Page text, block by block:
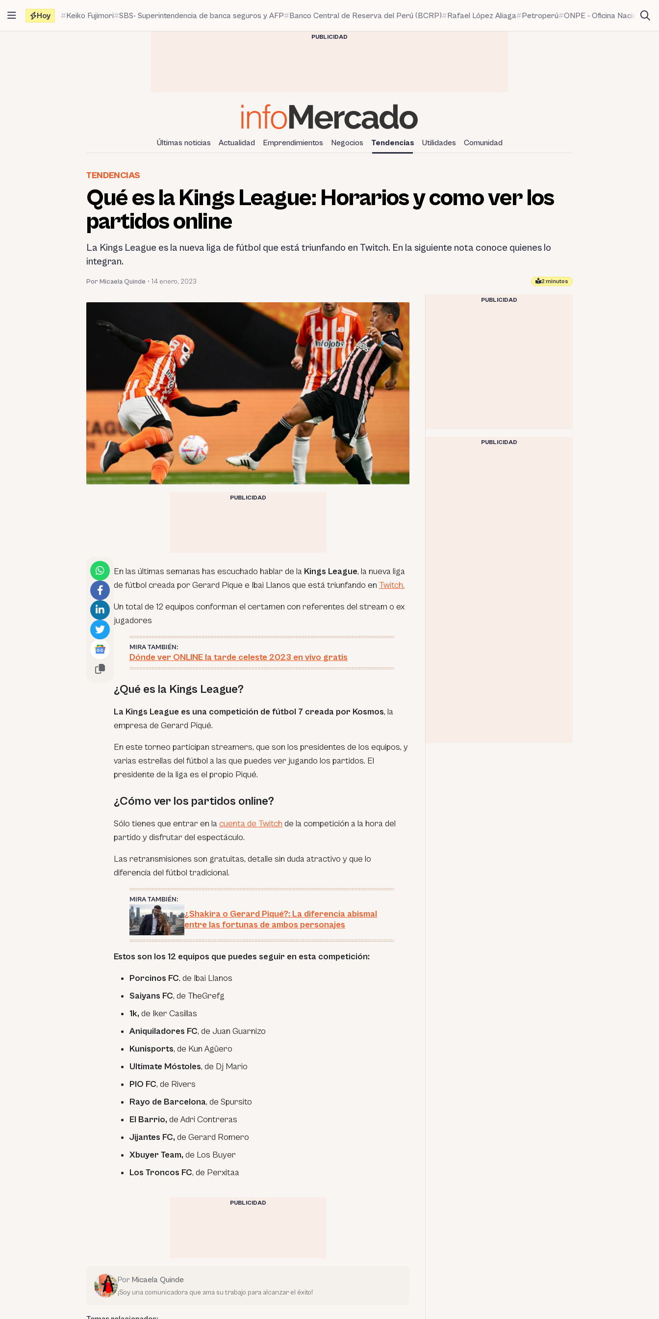
contenido
Hoy Keiko Fujimori SBS- Superintendencia de banca seguros y AFP Banco Central de Reserva del Perú (BCRP) Rafael López Aliaga Petroperú ONPE - Oficina Nacional
PUBLICIDAD
Últimas noticias Actualidad Emprendimientos Negocios Tendencias Utilidades Comunidad
TENDENCIAS
Qué es la Kings League: Horarios y como ver los
partidos online
La Kings League es la nueva liga de fútbol que está triunfando en Twitch. En la siguiente nota conoce quienes lo
integran.
Por Micaela Quinde • 14 enero, 2023 2 minutos
PUBLICIDAD
En las últimas semanas has escuchado hablar de la Kings League, la nueva liga
de fútbol creada por Gerard Pique e Ibai Llanos que está triunfando en Twitch.
Un total de 12 equipos conforman el certamen con referentes del stream o ex
jugadores
MIRA TAMBIÉN:
Dónde ver ONLINE la tarde celeste 2023 en vivo gratis
¿Qué es la Kings League?
La Kings League es una competición de fútbol 7 creada por Kosmos, la
empresa de Gerard Piqué.
En este torneo participan streamers, que son los presidentes de los equipos, y
varias estrellas del fútbol a las que puedes ver jugando los partidos. El
presidente de la liga es el propio Piqué.
¿Cómo ver los partidos online?
Sólo tienes que entrar en la cuenta de Twitch de la competición a la hora del
partido y disfrutar del espectáculo.
Las retransmisiones son gratuitas, detalle sin duda atractivo y que lo
diferencia del fútbol tradicional.
MIRA TAMBIÉN:
¿Shakira o Gerard Piqué?: La diferencia abismal
entre las fortunas de ambos personajes
Estos son los 12 equipos que puedes seguir en esta competición:
Porcinos FC, de Ibai Llanos
Saiyans FC, de TheGrefg
1k, de Iker Casillas
Aniquiladores FC, de Juan Guarnizo
Kunisports, de Kun Agüero
Ultimate Móstoles, de Dj Mario
PIO FC, de Rivers
Rayo de Barcelona, de Spursito
El Barrio, de Adri Contreras
Jijantes FC, de Gerard Romero
Xbuyer Team, de Los Buyer
Los Troncos FC, de Perxitaa
PUBLICIDAD
Por Micaela Quinde
¡Soy una comunicadora que ama su trabajo para alcanzar el éxito!
PUBLICIDAD
PUBLICIDAD